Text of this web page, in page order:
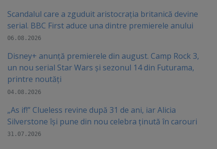
Scandalul care a zguduit aristocrația britanică devine
serial. BBC First aduce una dintre premierele anului
06.08.2026
Disney+ anunță premierele din august. Camp Rock 3,
un nou serial Star Wars și sezonul 14 din Futurama,
printre noutăți
04.08.2026
„As if!” Clueless revine după 31 de ani, iar Alicia
Silverstone își pune din nou celebra ținută în carouri
31.07.2026